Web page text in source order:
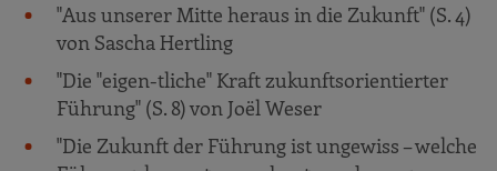
"Aus unserer Mitte heraus in die Zukunft" (S. 4)
von Sascha Hertling
"Die "eigen-tliche" Kraft zukunftsorientierter
Führung" (S. 8) von Joël Weser
"Die Zukunft der Führung ist ungewiss – welche